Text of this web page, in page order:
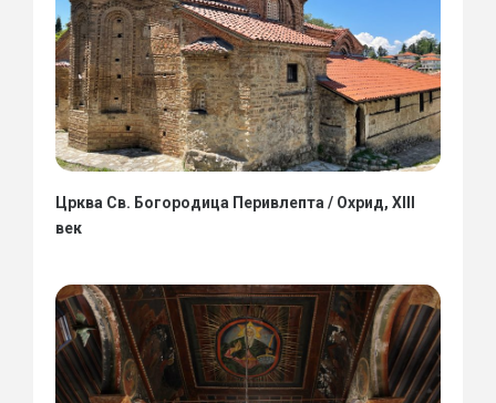
Црква Св. Богородица Перивлепта / Охрид, XIII
век